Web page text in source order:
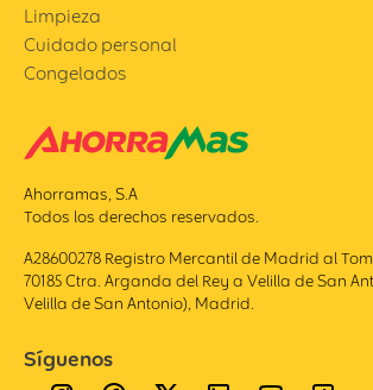
Limpieza
Cuidado personal
Congelados
Ahorramas, S.A
Todos los derechos reservados.
A28600278 Registro Mercantil de Madrid al
70185 Ctra. Arganda del Rey a Velilla de San
Velilla de San Antonio), Madrid.
Síguenos